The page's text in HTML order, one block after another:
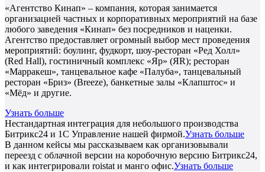
«Агентство Кинап» – компания, которая занимается
организацией частных и корпоративных мероприятий на базе
любого заведения «Кинап» без посредников и наценки.
Агентство предоставляет огромный выбор мест проведения
мероприятий: боулинг, фудкорт, шоу-ресторан «Ред Холл»
(Red Hall), гостиничный комплекс «Яр» (ЯR); ресторан
«Марракеш», танцевальное кафе «Палуба», танцевальный
ресторан «Бриз» (Breeze), банкетные залы «Клапштос» и
«Мёд» и другие.
Узнать больше
Нестандартная интеграция для небольшого производства
Битрикс24 и 1С Управление нашей фирмой.Узнать больше
В данном кейсы мы рассказываем как организовывали
переезд с облачной версии на коробочную версию Битрикс24,
и как интегрировали roistat и манго офис.Узнать больше